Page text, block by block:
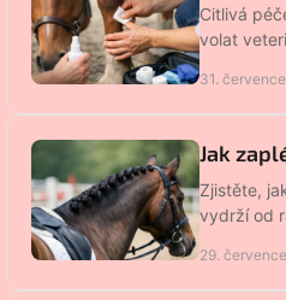
Citlivá
volat
31.
Jak
Zjistěte,
vydrží od
29.